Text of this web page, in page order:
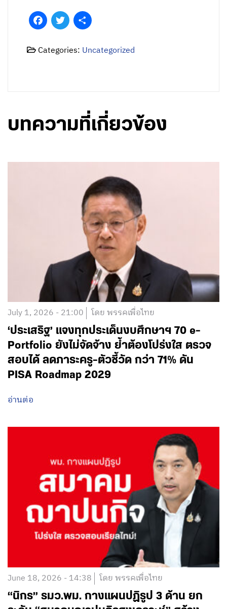
FacebookTwitter
Categories: Uncategorized
บทความที่เกี่ยวข้อง
July 1, 2026 - 21:00 โดย พรรคเพื่อไทย
‘ประเสริฐ’ แจงทุกประเด็นงบศึกษาฯ 70 e-
Portfolio ยังไม่จัดจ้าง ย้ำต้องโปร่งใส ตรวจ
สอบได้ ลดภาระครู-ตัวชี้วัด กว่า 71% ดัน
PISA Roadmap 2029
อ่านต่อ
June 18, 2026 - 14:38 โดย พรรคเพื่อไทย
“นิกร” รมว.พม. กางแผนปฏิรูป 3 ด้าน ยก